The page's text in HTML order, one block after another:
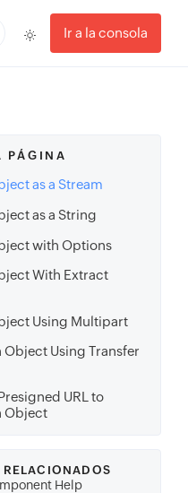
Ir a la consola
PÁGINA
as a Stream
as a String
with Options
With Extract
Using Multipart
Object Using Transfer
URL to
Object
RELACIONADOS
Help